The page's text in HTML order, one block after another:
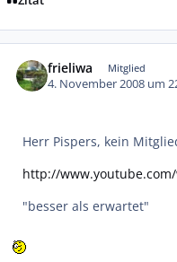
frieliwa Mitglied
4. November 2008 um
Herr Pispers, kein
http://www.youtube.com/
"besser als erwartet"